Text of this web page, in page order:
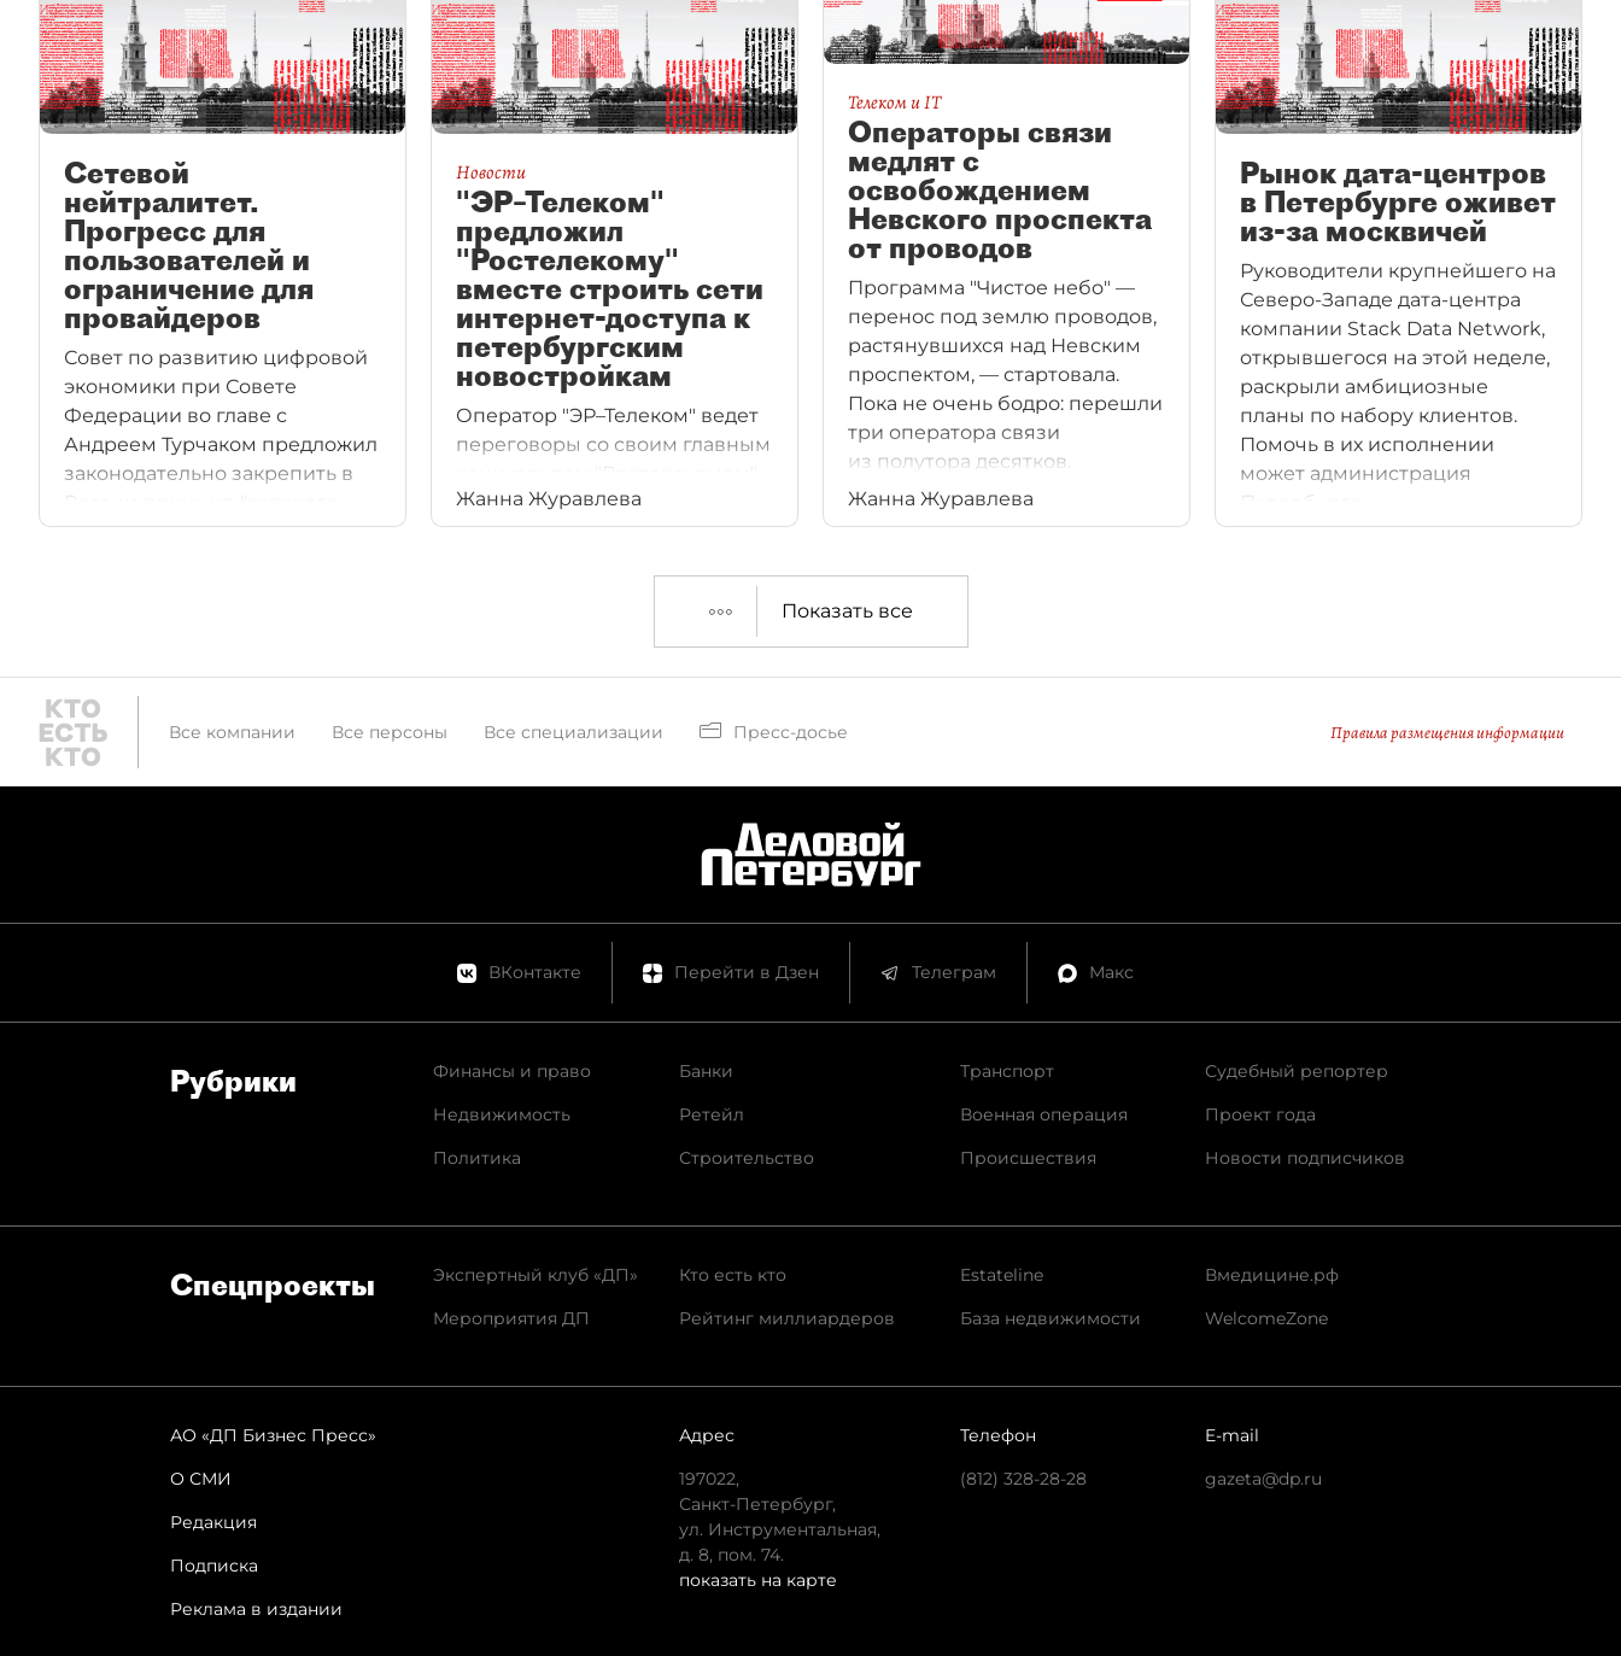
Сетевой
нейтралитет.
Прогресс для
пользователей и
ограничение для
провайдеров
Совет по развитию цифровой
экономики при Совете
Федерации во главе с
Андреем Турчаком предложил
законодательно закрепить в
России принцип "сетевого
нейтралитета". "ДП" объясняет,
США, а также как этот
документ может повлиять на
прибыль интернет-
провайдеров и
технологических компаний.
Новости
"ЭР–Телеком"
предложил
"Ростелекому"
вместе строить сети
интернет-доступа к
петербургским
новостройкам
Оператор "ЭР–Телеком" ведет
переговоры со своим главным
конкурентом "Ростелекомом"
о совместном строительстве
сетей интернет–доступа в
Жанна Журавлева
Телеком и IT
Операторы связи
медлят с
освобождением
Невского проспекта
от проводов
Программа "Чистое небо" —
перенос под землю проводов,
растянувшихся над Невским
проспектом, — стартовала.
Пока не очень бодро: перешли
три оператора связи
из полутора десятков.
Жанна Журавлева
Рынок дата-центров
в Петербурге оживет
из-за москвичей
Руководители крупнейшего на
Северо-Западе дата-центра
компании Stack Data Network,
открывшегося на этой неделе,
раскрыли амбициозные
планы по набору клиентов.
Помочь в их исполнении
может администрация
Петербурга.
Показать все
Все компании Все персоны Все специализации Пресс-досье Правила размещения информации
ВКонтакте Перейти в Дзен Телеграм Макс
Рубрики
Финансы и право
Недвижимость
Политика
Банки
Ретейл
Строительство
Транспорт
Военная операция
Происшествия
Судебный репортер
Проект года
Новости подписчиков
Спец­проекты
Экспертный клуб «ДП»
Мероприятия ДП
Кто есть кто
Рейтинг миллиардеров
Estateline
База недвижимости
Вмедицине.рф
WelcomeZone
АО «ДП Бизнес Пресс»
О СМИ
Редакция
Подписка
Реклама в издании
Адрес
197022,
Санкт-Петербург,
ул. Инструментальная,
д. 8, пом. 74.
показать на карте
Телефон
(812) 328-28-28
E-mail
gazeta@dp.ru